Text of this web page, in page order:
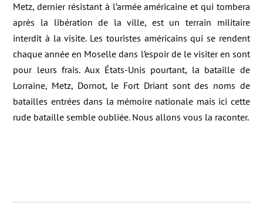
Metz, dernier résistant à l’armée américaine et qui tombera
après la libération de la ville, est un terrain militaire
interdit à la visite. Les touristes américains qui se rendent
chaque année en Moselle dans l’espoir de le visiter en sont
pour leurs frais. Aux États-Unis pourtant, la bataille de
Lorraine, Metz, Dornot, le Fort Driant sont des noms de
batailles entrées dans la mémoire nationale mais ici cette
rude bataille semble oubliée. Nous allons vous la raconter.